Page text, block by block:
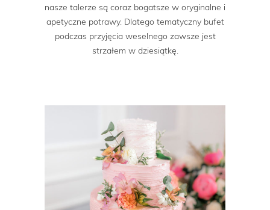
nasze talerze są coraz bogatsze w oryginalne i
apetyczne potrawy. Dlatego tematyczny bufet
podczas przyjęcia weselnego zawsze jest
strzałem w dziesiątkę.